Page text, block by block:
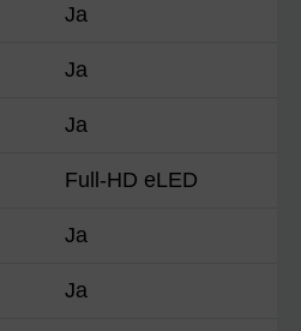
Ja
Ja
Ja
Full-HD eLED
Ja
Ja